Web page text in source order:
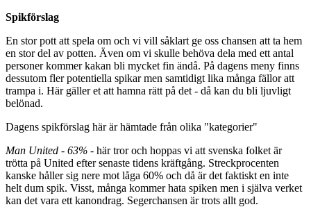
Spikförslag
En stor pott att spela om och vi vill såklart ge oss chansen att ta hem
en stor del av potten. Även om vi skulle behöva dela med ett antal
personer kommer kakan bli mycket fin ändå. På dagens meny finns
dessutom fler potentiella spikar men samtidigt lika många fällor att
trampa i. Här gäller et att hamna rätt på det - då kan du bli ljuvligt
belönad.
Dagens spikförslag här är hämtade från olika "kategorier"
Man United - 63% - här tror och hoppas vi att svenska folket är
trötta på United efter senaste tidens kräftgång. Streckprocenten
kanske håller sig nere mot låga 60% och då är det faktiskt en inte
helt dum spik. Visst, många kommer hata spiken men i själva verket
kan det vara ett kanondrag. Segerchansen är trots allt god.